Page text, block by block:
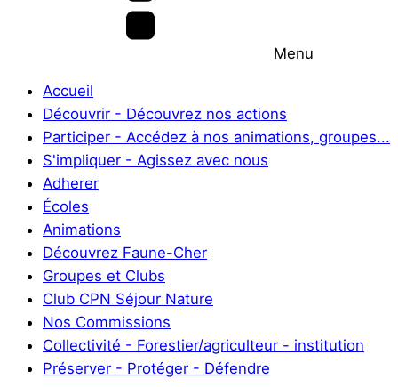
Menu
Accueil
Découvrir - Découvrez nos actions
Participer - Accédez à nos animations, groupes...
S'impliquer - Agissez avec nous
Adherer
Écoles
Animations
Découvrez Faune-Cher
Groupes et Clubs
Club CPN Séjour Nature
Nos Commissions
Collectivité - Forestier/agriculteur - institution
Préserver - Protéger - Défendre